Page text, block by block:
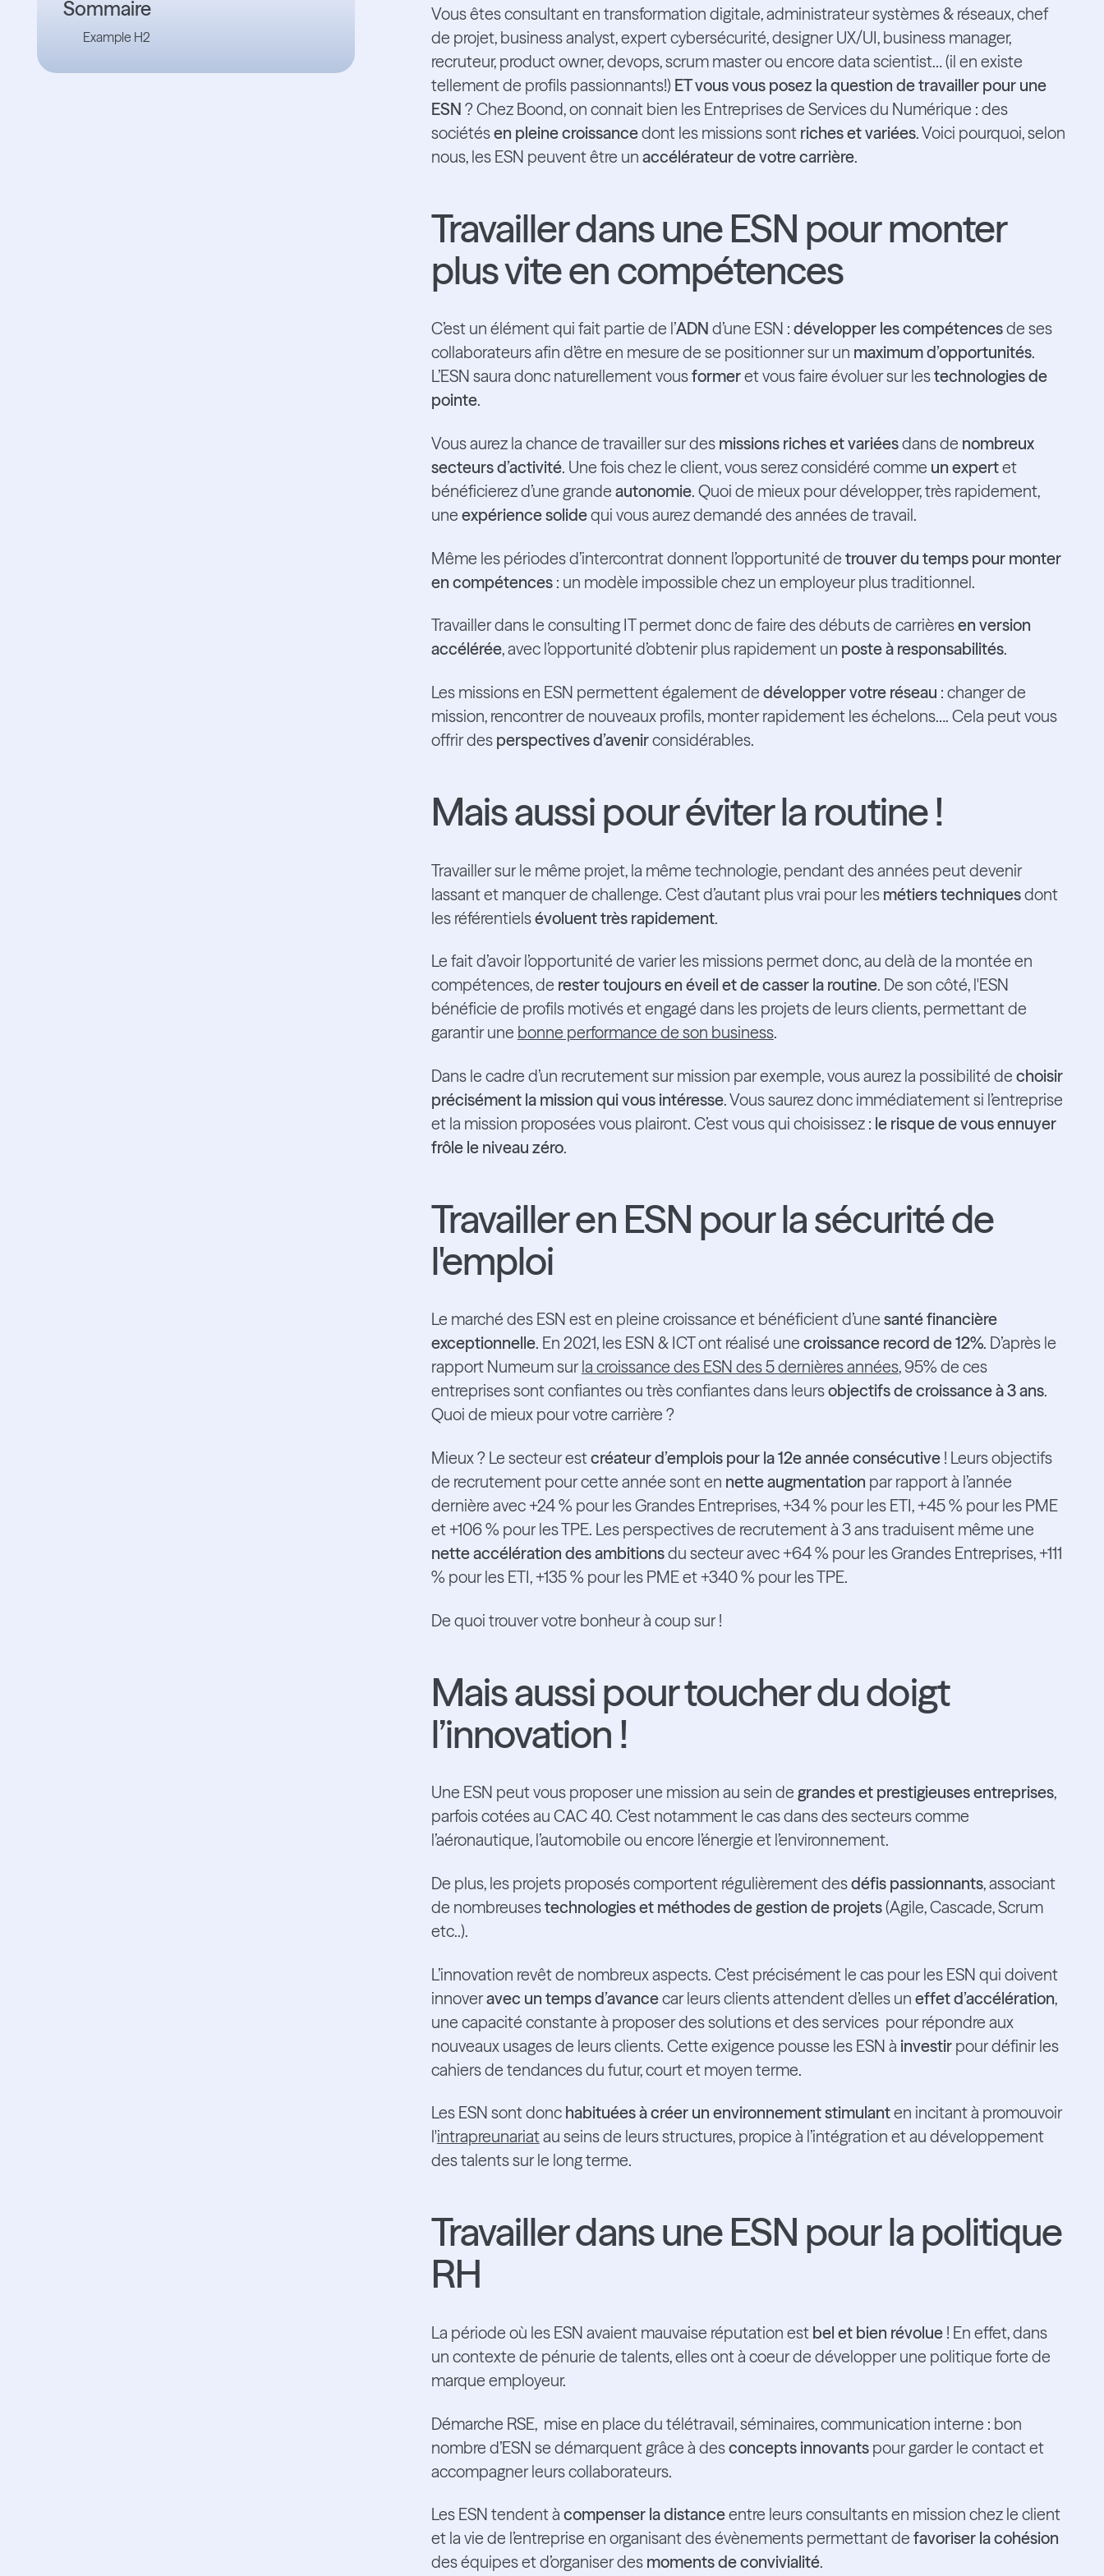
Sommaire
Example H2
Vous êtes consultant en transformation digitale, administrateur systèmes & réseaux, chef
de projet, business analyst, expert cybersécurité, designer UX/UI, business manager,
recruteur, product owner, devops, scrum master ou encore data scientist… (il en existe
tellement de profils passionnants!) ET vous vous posez la question de travailler pour une
ESN ? Chez Boond, on connait bien les Entreprises de Services du Numérique : des
sociétésen pleine croissancedont les missions sont riches et variées. Voici pourquoi, selon
nous, les ESN peuvent être un accélérateur de votre carrière.
Travailler dans une ESN pour monter
plus vite en compétences
C’est un élément qui fait partie de l’ADN d’une ESN : développer les compétencesde ses
collaborateurs afin d’être en mesure de se positionner sur un maximum d’opportunités.
L’ESN saura donc naturellement vousformeret vous faire évoluer sur lestechnologies de
pointe.
Vous aurez la chance de travailler sur des missions riches et variéesdans de nombreux
secteurs d’activité. Une fois chez le client, vous serez considéré comme un expertet
bénéficierez d’une grande autonomie. Quoi de mieux pour développer, très rapidement,
une expérience solidequi vous aurez demandé des années de travail.
Même les périodes d’intercontrat donnent l’opportunité de trouver du temps pour monter
en compétences: un modèle impossible chez un employeur plus traditionnel.
Travailler dans le consulting IT permet donc de faire des débuts de carrièresen version
accélérée, avec l’opportunité d’obtenir plus rapidement un poste à responsabilités.
Les missions en ESN permettent également de développer votre réseau : changer de
mission, rencontrer de nouveaux profils, monter rapidement les échelons…. Cela peut vous
offrir des perspectives d’avenirconsidérables.
Mais aussi pour éviter la routine !
Travailler sur le même projet, la même technologie, pendant des années peut devenir
lassant et manquer de challenge. C’est d’autant plus vrai pour les métiers techniquesdont
les référentielsévoluent très rapidement.
Le fait d’avoir l’opportunité de varier les missions permet donc, au delà de la montée en
compétences, de rester toujours en éveil et de casser la routine. De son côté, l'ESN
bénéficie de profils motivés et engagé dans les projets de leurs clients, permettant de
garantir une bonne performance de son business.
Dans le cadre d’un recrutement sur mission par exemple, vous aurez la possibilité de choisir
précisément la mission qui vous intéresse. Vous saurez donc immédiatement si l’entreprise
et la mission proposées vous plairont. C’est vous qui choisissez : le risque de vous ennuyer
frôle le niveau zéro.
Travailler en ESN pour la sécurité de
l'emploi
Le marché des ESN est en pleine croissance et bénéficient d’une santé financière
exceptionnelle. En 2021, les ESN & ICT ont réalisé une croissance record de 12%. D’après le
rapport Numeum sur la croissance des ESN des 5 dernières années, 95% de ces
entreprises sont confiantes ou très confiantes dans leursobjectifs de croissance à 3 ans.
Quoi de mieux pour votre carrière ?
Mieux ? Le secteur estcréateur d’emplois pour la 12e année consécutive! Leurs objectifs
de recrutement pour cette année sont en nette augmentation par rapport à l’année
dernière avec +24 % pour les Grandes Entreprises, +34 % pour les ETI, +45 % pour les PME
et +106 % pour les TPE. Les perspectives de recrutement à 3 ans traduisent même une
nette accélération des ambitionsdu secteur avec +64 % pour les Grandes Entreprises, +111
% pour les ETI, +135 % pour les PME et +340 % pour les TPE.
De quoi trouver votre bonheur à coup sur !
Mais aussi pour toucher du doigt
l’innovation !
Une ESN peut vous proposer une mission au sein de grandes et prestigieuses entreprises,
parfois cotées au CAC 40. C’est notamment le cas dans des secteurs comme
l’aéronautique, l’automobile ou encore l’énergie et l’environnement.
De plus, les projets proposés comportent régulièrement desdéfis passionnants, associant
de nombreusestechnologies et méthodes de gestion de projets(Agile, Cascade, Scrum
etc..).
L’innovation revêt de nombreux aspects. C’est précisément le cas pour les ESN qui doivent
innoveravec un temps d’avancecar leurs clients attendent d’elles un effet d’accélération,
une capacité constante à proposer des solutions et des services pour répondre aux
nouveaux usages de leurs clients. Cette exigence pousse les ESN à investirpour définir les
cahiers de tendances du futur, court et moyen terme.
Les ESN sont donc habituées à créer un environnement stimulanten incitant à promouvoir
l'intrapreunariatau seins de leurs structures, propice à l’intégration et au développement
des talents sur le long terme.
Travailler dans une ESN pour la politique
RH
La période où les ESN avaient mauvaise réputation est bel et bien révolue! En effet, dans
un contexte de pénurie de talents, elles ont à coeur de développer une politique forte de
marque employeur.
Démarche RSE, mise en place du télétravail, séminaires, communication interne : bon
nombre d’ESN se démarquent grâce à desconcepts innovantspour garder le contact et
accompagner leurs collaborateurs.
Les ESN tendent à compenser la distanceentre leurs consultants en mission chez le client
et la vie de l’entreprise en organisant des évènements permettant de favoriser la cohésion
des équipes et d’organiser des moments de convivialité.